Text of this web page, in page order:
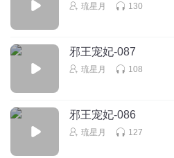
琉星月 130
邪王宠妃-087
琉星月 108
邪王宠妃-086
琉星月 127